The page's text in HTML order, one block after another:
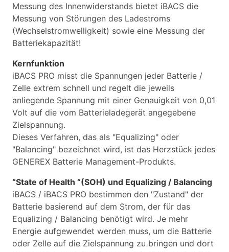
Messung des Innenwiderstands bietet iBACS die
Messung von Störungen des Ladestroms
(Wechselstromwelligkeit) sowie eine Messung der
Batteriekapazität!
Kernfunktion
iBACS PRO misst die Spannungen jeder Batterie /
Zelle extrem schnell und regelt die jeweils
anliegende Spannung mit einer Genauigkeit von 0,01
Volt auf die vom Batterieladegerät angegebene
Zielspannung.
Dieses Verfahren, das als "Equalizing" oder
"Balancing" bezeichnet wird, ist das Herzstück jedes
GENEREX Batterie Management-Produkts.
“State of Health “(SOH) und Equalizing / Balancing
iBACS / iBACS PRO bestimmen den "Zustand" der
Batterie basierend auf dem Strom, der für das
Equalizing / Balancing benötigt wird. Je mehr
Energie aufgewendet werden muss, um die Batterie
oder Zelle auf die Zielspannung zu bringen und dort